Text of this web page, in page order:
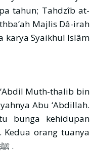
tahun; Tahdzîb at-
karya Syaikhul Islâm
Muth-thalib bin
Abu ‘Abdillah.
bunga kehidupan
adalah ‘Ali bin Abi Thâlib dan Fâthimah az-Zahra’ binti Rasulullah ﷺ .